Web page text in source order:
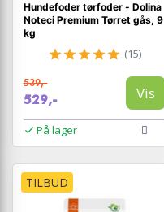
Hundefoder tørfoder - Dolina
Noteci Premium Tørret gås, 9
kg
(15)
539,-
529,- Vis
På lager
TILBUD